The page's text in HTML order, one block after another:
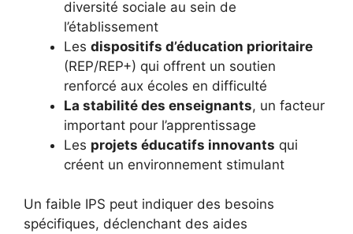
diversité sociale au sein de
l’établissement
Les dispositifs d’éducation prioritaire
(REP/REP+) qui offrent un soutien
renforcé aux écoles en difficulté
La stabilité des enseignants, un facteur
important pour l’apprentissage
Les projets éducatifs innovants qui
créent un environnement stimulant
Un faible IPS peut indiquer des besoins
spécifiques, déclenchant des aides